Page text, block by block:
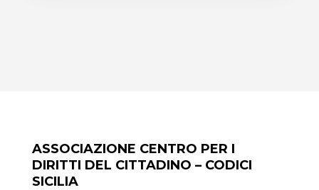
ASSOCIAZIONE CENTRO PER I
DIRITTI DEL CITTADINO – CODICI
SICILIA